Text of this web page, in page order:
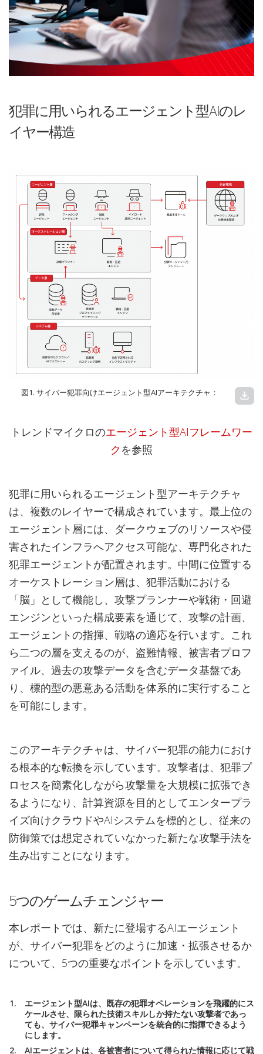
犯罪に用いられるエージェント型AIのレ
イヤー構造
図1. サイバー犯罪向けエージェント型AIアーキテクチャ： download
トレンドマイクロのエージェント型AIフレームワー
ク を参照
犯罪に用いられるエージェント型アーキテクチャ
は、複数のレイヤーで構成されています。最上位の
エージェント層には、ダークウェブのリソースや侵
害されたインフラへアクセス可能な、専門化された
犯罪エージェントが配置されます。中間に位置する
オーケストレーション層は、犯罪活動における
「脳」として機能し、攻撃プランナーや戦術・回避
エンジンといった構成要素を通じて、攻撃の計画、
エージェントの指揮、戦略の適応を行います。これ
ら二つの層を支えるのが、盗難情報、被害者プロフ
ァイル、過去の攻撃データを含むデータ基盤であ
り、標的型の悪意ある活動を体系的に実行すること
を可能にします。
このアーキテクチャは、サイバー犯罪の能力におけ
る根本的な転換を示しています。攻撃者は、犯罪プ
ロセスを簡素化しながら攻撃量を大規模に拡張でき
るようになり、計算資源を目的としてエンタープラ
イズ向けクラウドやAIシステムを標的とし、従来の
防御策では想定されていなかった新たな攻撃手法を
生み出すことになります。
5つのゲームチェンジャー
本レポートでは、新たに登場するAIエージェント
が、サイバー犯罪をどのように加速・拡張させるか
について、5つの重要なポイントを示しています。
エージェント型AIは、既存の犯罪オペレーションを飛躍的にス
ケールさせ、限られた技術スキルしか持たない攻撃者であっ
ても、サイバー犯罪キャンペーンを統合的に指揮できるよう
にします。
AIエージェントは、各被害者について得られた情報に応じて戦